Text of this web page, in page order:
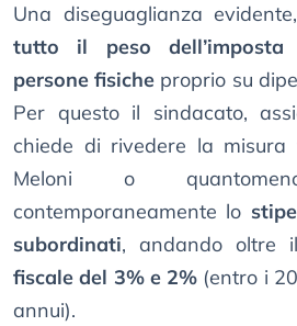
Una diseguaglianza
tutto il peso
persone fisiche proprio su
Per questo il sindacato,
chiede di rivedere la
Meloni o
contemporaneamente lo
subordinati, andando oltre
fiscale del 3% e 2% (entro i
annui).